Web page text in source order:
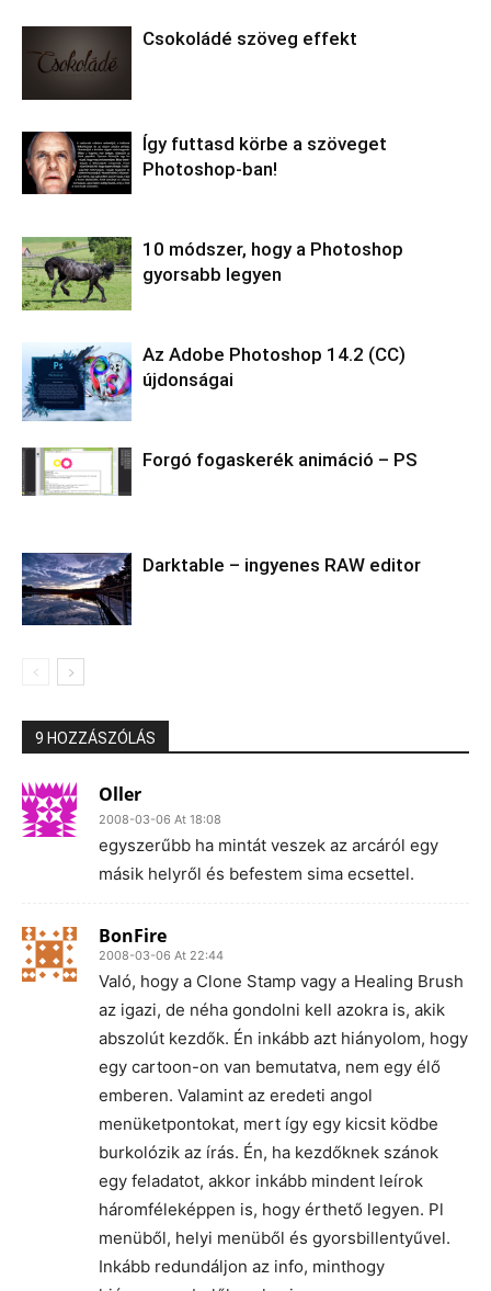
Csokoládé szöveg effekt
Így futtasd körbe a szöveget
Photoshop-ban!
10 módszer, hogy a Photoshop
gyorsabb legyen
Az Adobe Photoshop 14.2 (CC)
újdonságai
Forgó fogaskerék animáció – PS
Darktable – ingyenes RAW editor
9 HOZZÁSZÓLÁS
Oller
2008-03-06 At 18:08
egyszerűbb ha mintát veszek az arcáról egy
másik helyről és befestem sima ecsettel.
BonFire
2008-03-06 At 22:44
Való, hogy a Clone Stamp vagy a Healing Brush
az igazi, de néha gondolni kell azokra is, akik
abszolút kezdők. Én inkább azt hiányolom, hogy
egy cartoon-on van bemutatva, nem egy élő
emberen. Valamint az eredeti angol
menüketpontokat, mert így egy kicsit ködbe
burkolózik az írás. Én, ha kezdőknek szánok
egy feladatot, akkor inkább mindent leírok
háromféleképpen is, hogy érthető legyen. Pl
menüből, helyi menüből és gyorsbillentyűvel.
Inkább redundáljon az info, minthogy